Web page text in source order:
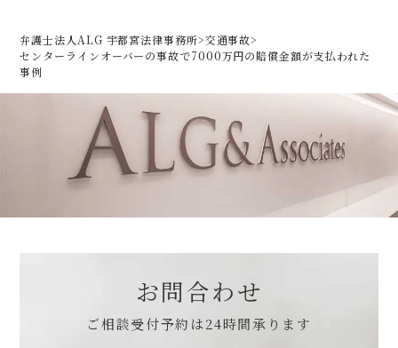
弁護士法人ALG 宇都宮法律事務所>交通事故>
センターラインオーバーの事故で7000万円の賠償金額が支払われた
事例
お問合わせ
ご相談受付予約は24時間承ります